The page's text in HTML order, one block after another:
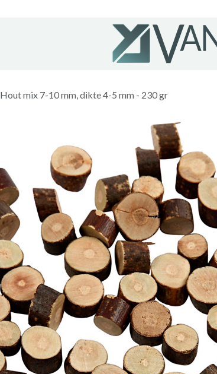
Hout mix 7-10 mm, dikte 4-5 mm - 230 gr